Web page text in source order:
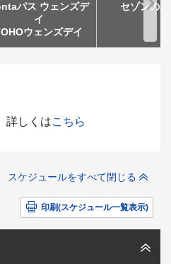
パス ウェンズデ
イ
ウェンズデイ
セゾンの
詳しくはこちら
スケジュールをすべて閉じる
印刷(スケジュール一覧表示)